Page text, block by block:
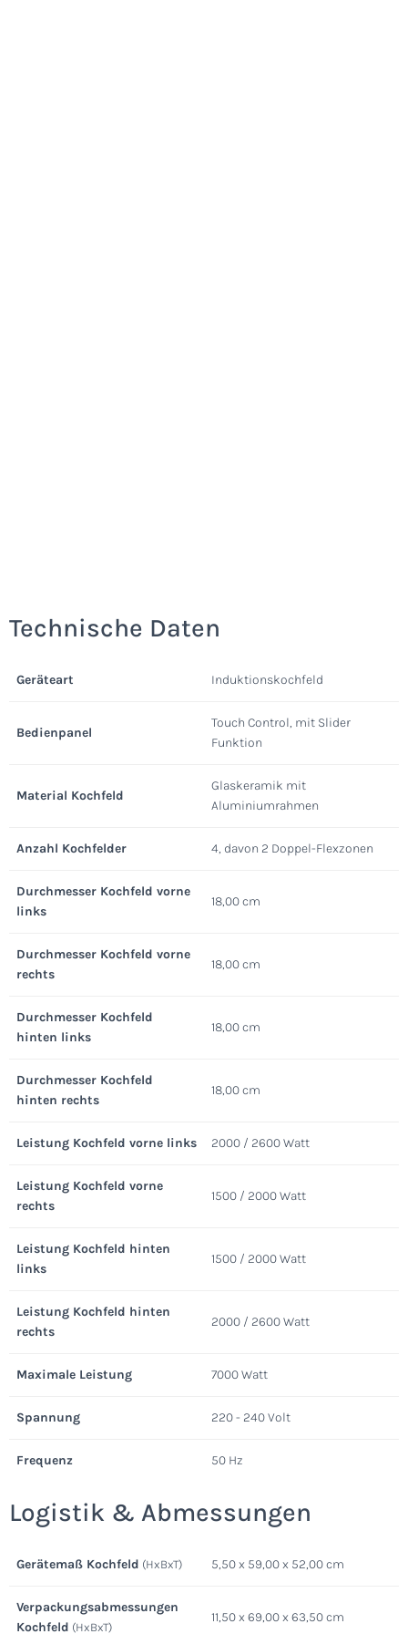
Technische Daten
Geräteart Induktionskochfeld
Bedienpanel
Touch Control, mit Slider
Funktion
Material Kochfeld
Glaskeramik mit
Aluminiumrahmen
Anzahl Kochfelder 4, davon 2 Doppel-Flexzonen
Durchmesser Kochfeld vorne
links
18,00 cm
Durchmesser Kochfeld vorne
rechts
18,00 cm
Durchmesser Kochfeld
hinten links
18,00 cm
Durchmesser Kochfeld
hinten rechts
18,00 cm
Leistung Kochfeld vorne links 2000 / 2600 Watt
Leistung Kochfeld vorne
rechts
1500 / 2000 Watt
Leistung Kochfeld hinten
links
1500 / 2000 Watt
Leistung Kochfeld hinten
rechts
2000 / 2600 Watt
Maximale Leistung 7000 Watt
Spannung 220 - 240 Volt
Frequenz 50 Hz
Logistik & Abmessungen
Gerätemaß Kochfeld (HxBxT) 5,50 x 59,00 x 52,00 cm
Verpackungsabmessungen
Kochfeld (HxBxT)
11,50 x 69,00 x 63,50 cm